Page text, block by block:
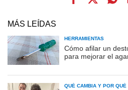
MÁS LEÍDAS
HERRAMIENTAS
Cómo afilar un
para mejorar el
QUÉ CAMBIA Y POR QUÉ